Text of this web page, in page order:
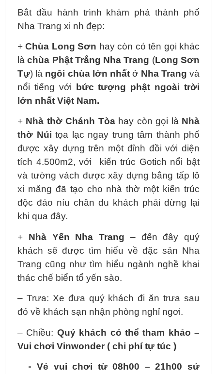
Bắt đầu hành trình khám phá thành phố
Nha Trang xi nh đẹp:
+Chùa Long Sơn hay còn có tên gọi khác
làchùa Phật Trắng Nha Trang (Long Sơn
Tự) là ngôi chùa lớn nhất ở Nha Trang và
nổi tiếng với
bức tượng phật ngoài trời
lớn nhất Việt Nam.
+ Nhà thờ Chánh Tòahay còn gọi là Nhà
thờ Núi tọa lạc ngay trung tâm thành phố
được xây dựng trên một đỉnh đồi với diện
tích 4.500m2, với
kiến trúc Gotich nổi bật
và tường vách được xây dựng bằng tấp lô
xi măng đã tạo cho nhà thờ một kiến trúc
độc đáo níu chân du khách phải dừng lại
khi qua đây.
+ Nhà Yến Nha Trang – đến đây quý
khách sẽ được tìm hiểu về đặc sản Nha
Trang cũng như tìm hiểu ngành nghề khai
thác chế biển tổ yến sào.
– Trưa: Xe đưa quý khách đi ăn trưa sau
đó về khách sạn nhận phòng nghỉ ngơi.
– Chiều: Quý khách có thể tham khảo –
Vui chơi Vinwonder ( chi phí tự túc )
Vé vui chơi từ 08h00 – 21h00 sử